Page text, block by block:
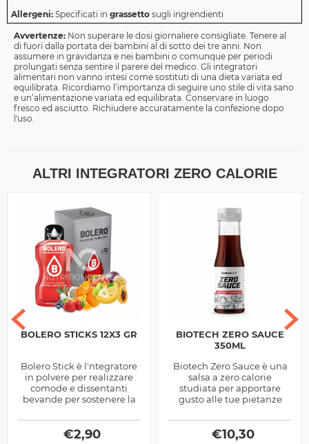
Allergeni: Specificati in grassetto sugli ingrendienti
Avvertenze: Non superare le dosi giornaliere consigliate. Tenere al
di fuori dalla portata dei bambini al di sotto dei tre anni. Non
assumere in gravidanza e nei bambini o comunque per periodi
prolungati senza sentire il parere del medico. Gli integratori
alimentari non vanno intesi come sostituti di una dieta variata ed
equilibrata. Ricordiamo l’importanza di seguire uno stile di vita sano
e un’alimentazione variata ed equilibrata. Conservare in luogo
fresco ed asciutto. Richiudere accuratamente la confezione dopo
l'uso.
ALTRI INTEGRATORI ZERO CALORIE
BOLERO STICKS 12X3 GR
Bolero Stick è l'ntegratore
in polvere per realizzare
comode e dissentanti
bevande per sostenere la
recupero. Zero contenuto
calorico
€2,90
BIOTECH ZERO SAUCE
350ML
Biotech Zero Sauce è una
salsa a zero calorie
studiata per apportare
gusto alle tue pietanze
fino ad arrivare a fantastici
panini
€10,30